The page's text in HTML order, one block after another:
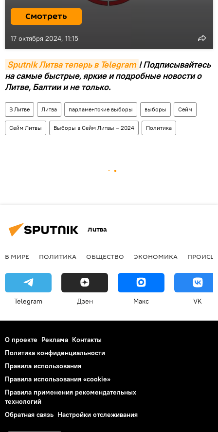
Смотреть
17 октября 2024, 11:15
Sputnik Литва теперь в Telegram ! Подписывайтесь
на самые быстрые, яркие и подробные новости о
Литве, Балтии и не только.
В Литве Литва парламентские выборы выборы Сейм
Сейм Литвы Выборы в Сейм Литвы – 2024 Политика
Литва
В МИРЕ ПОЛИТИКА ОБЩЕСТВО ЭКОНОМИКА
Telegram Дзен Макс VK
О проекте Реклама Контакты
Политика конфиденциальности
Правила использования
Правила использования «cookie»
Правила применения рекомендательных
технологий
Обратная связь Настройки отслеживания